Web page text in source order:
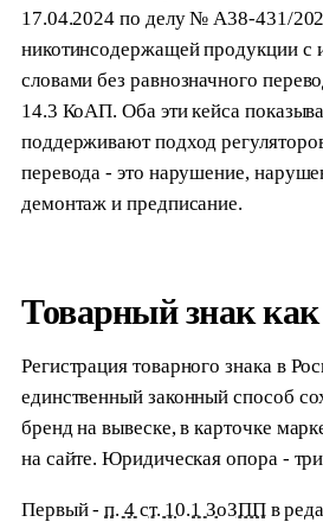
17.04.2024 по делу № А38-431/
никотинсодержащей продукции с
словами без равнозначного
14.3 КоАП. Оба эти кейса
поддерживают подход
перевода - это нарушение,
демонтаж и предписание.
Товарный знак
Регистрация товарного знака в
единственный законный способ
бренд на вывеске, в карточке
на сайте. Юридическая опора -
Первый -п. 4 ст. 10.1 ЗоЗППв